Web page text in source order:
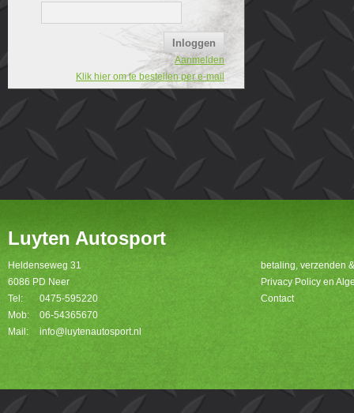
Aanmelden
Klik hier om te bestellen per e-mail
Luyten Autosport
Heldenseweg 31
6086 PD Neer
Tel:
0475-595220
Mob:
06-54365670
Mail:
info@luytenautosport.nl
betaling, verzenden
Privacy Policy en
Contact